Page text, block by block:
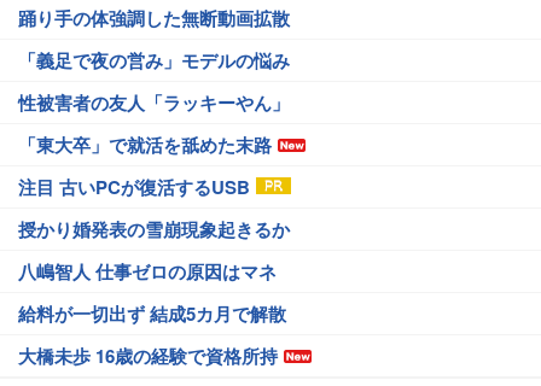
踊り手の体強調した無断動画拡散
「義足で夜の営み」モデルの悩み
性被害者の友人「ラッキーやん」
「東大卒」で就活を舐めた末路
注目 古いPCが復活するUSB
授かり婚発表の雪崩現象起きるか
八嶋智人 仕事ゼロの原因はマネ
給料が一切出ず 結成5カ月で解散
大橋未歩 16歳の経験で資格所持